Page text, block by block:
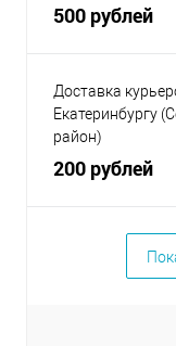
500 рублей
Доставка
Екатеринбургу
район)
200 рублей